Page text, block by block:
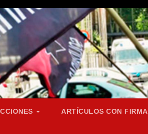
ARTÍCULOS CON FIRMA